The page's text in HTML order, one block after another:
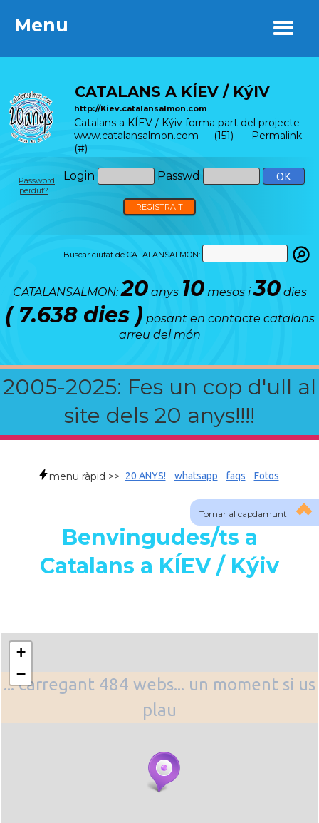
Menu
CATALANS A KÍEV / KýIV
http://Kiev.catalansalmon.com
Catalans a KÍEV / Kýiv forma part del projecte
www.catalansalmon.com - (151) -
Permalink
(#)
Login Passwd
Password
perdut?
REGISTRA'T
Buscar ciutat de CATALANSALMON:
CATALANSALMON:20anys 10mesos i30dies
( 7.638 dies ) posant en contacte catalans
arreu del món
2005-2025: Fes un cop d'ull al
site dels 20 anys!!!!
Menu
Tornar al capdamunt
menu ràpid >> 20 ANYS! whatsapp faqs Fotos
Benvingudes/ts a
Catalans a KÍEV / Kýiv
... carregant 484 webs... un moment si us
plau
+
−